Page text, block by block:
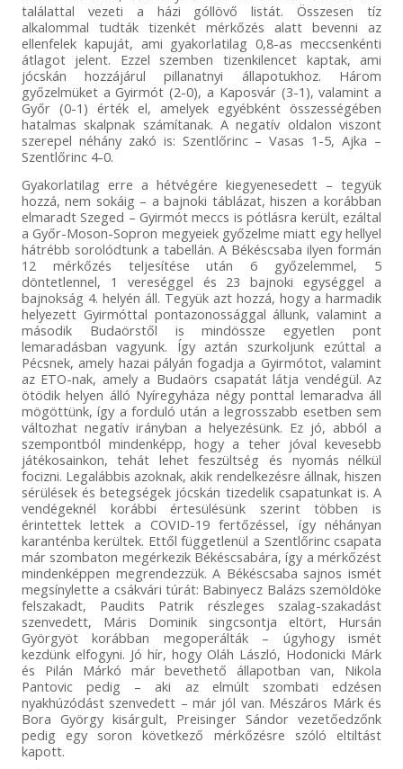
találattal vezeti a házi góllövő listát. Összesen tíz
alkalommal tudták tizenkét mérkőzés alatt bevenni az
ellenfelek kapuját, ami gyakorlatilag 0,8-as meccsenkénti
átlagot jelent. Ezzel szemben tizenkilencet kaptak, ami
jócskán hozzájárul pillanatnyi állapotukhoz. Három
győzelmüket a Gyirmót (2-0), a Kaposvár (3-1), valamint a
Győr (0-1) érték el, amelyek egyébként összességében
hatalmas skalpnak számítanak. A negatív oldalon viszont
szerepel néhány zakó is: Szentlőrinc – Vasas 1-5, Ajka –
Szentlőrinc 4-0.
Gyakorlatilag erre a hétvégére kiegyenesedett – tegyük
hozzá, nem sokáig – a bajnoki táblázat, hiszen a korábban
elmaradt Szeged – Gyirmót meccs is pótlásra került, ezáltal
a Győr-Moson-Sopron megyeiek győzelme miatt egy hellyel
hátrébb sorolódtunk a tabellán. A Békéscsaba ilyen formán
12 mérkőzés teljesítése után 6 győzelemmel, 5
döntetlennel, 1 vereséggel és 23 bajnoki egységgel a
bajnokság 4. helyén áll. Tegyük azt hozzá, hogy a harmadik
helyezett Gyirmóttal pontazonossággal állunk, valamint a
második Budaörstől is mindössze egyetlen pont
lemaradásban vagyunk. Így aztán szurkoljunk ezúttal a
Pécsnek, amely hazai pályán fogadja a Gyirmótot, valamint
az ETO-nak, amely a Budaörs csapatát látja vendégül. Az
ötödik helyen álló Nyíregyháza négy ponttal lemaradva áll
mögöttünk, így a forduló után a legrosszabb esetben sem
változhat negatív irányban a helyezésünk. Ez jó, abból a
szempontból mindenképp, hogy a teher jóval kevesebb
játékosainkon, tehát lehet feszültség és nyomás nélkül
focizni. Legalábbis azoknak, akik rendelkezésre állnak, hiszen
sérülések és betegségek jócskán tizedelik csapatunkat is. A
vendégeknél korábbi értesülésünk szerint többen is
érintettek lettek a COVID-19 fertőzéssel, így néhányan
karanténba kerültek. Ettől függetlenül a Szentlőrinc csapata
már szombaton megérkezik Békéscsabára, így a mérkőzést
mindenképpen megrendezzük. A Békéscsaba sajnos ismét
megsínylette a csákvári túrát: Babinyecz Balázs szemöldöke
felszakadt, Paudits Patrik részleges szalag-szakadást
szenvedett, Máris Dominik singcsontja eltört, Hursán
Györgyöt korábban megoperálták – úgyhogy ismét
kezdünk elfogyni. Jó hír, hogy Oláh László, Hodonicki Márk
és Pilán Márkó már bevethető állapotban van, Nikola
Pantovic pedig – aki az elmúlt szombati edzésen
nyakhúzódást szenvedett – már jól van. Mészáros Márk és
Bora György kisárgult, Preisinger Sándor vezetőedzőnk
pedig egy soron következő mérkőzésre szóló eltiltást
kapott.